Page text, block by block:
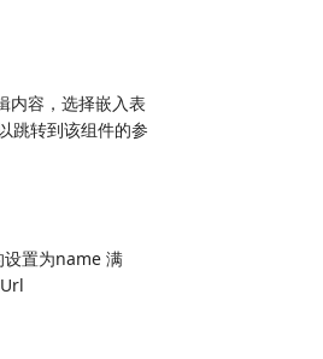
内容，选择嵌入表
跳转到该组件的参
置为name 满